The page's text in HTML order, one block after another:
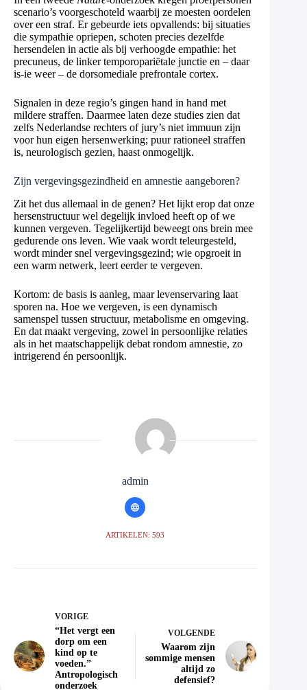
scenario’s voorgeschoteld waarbij ze moesten oordelen
over een straf. Er gebeurde iets opvallends: bij situaties
die sympathie opriepen, schoten precies dezelfde
hersendelen in actie als bij verhoogde empathie: het
precuneus, de linker temporopariëtale junctie en – daar
is-ie weer – de dorsomediale prefrontale cortex.
Signalen in deze regio’s gingen hand in hand met
mildere straffen. Daarmee laten deze studies zien dat
zelfs Nederlandse rechters of jury’s niet immuun zijn
voor hun eigen hersenwerking; puur rationeel straffen
is, neurologisch gezien, haast onmogelijk.
Zijn vergevingsgezindheid en amnestie aangeboren?
Zit het dus allemaal in de genen? Het lijkt erop dat onze
hersenstructuur wel degelijk invloed heeft op of we
kunnen vergeven. Tegelijkertijd beweegt ons brein mee
gedurende ons leven. Wie vaak wordt teleurgesteld,
wordt minder snel vergevingsgezind; wie opgroeit in
een warm netwerk, leert eerder te vergeven.
Kortom: de basis is aanleg, maar levenservaring laat
sporen na. Hoe we vergeven, is een dynamisch
samenspel tussen structuur, metabolisme en omgeving.
En dat maakt vergeving, zowel in persoonlijke relaties
als in het maatschappelijk debat rondom amnestie, zo
intrigerend én persoonlijk.
admin
ARTIKELEN: 593
VORIGE
“Het vergt een
dorp om een
kind op te
voeden.”
Antropologisch
onderzoek
VOLGENDE
Waarom zijn
sommige mensen
altijd zo
defensief?